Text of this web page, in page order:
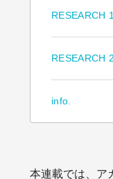
RESEARCH
RESEARCH
info.
本連載では、ア